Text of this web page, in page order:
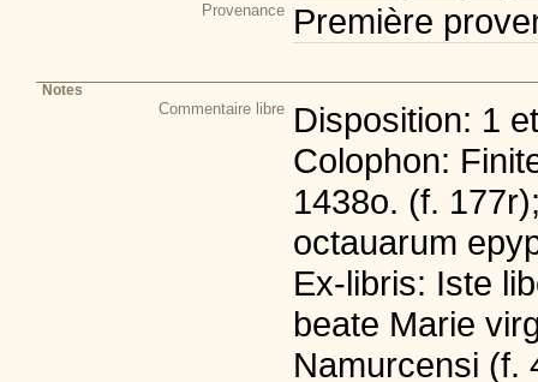
Provenance Première
Notes
Commentaire libre Disposition: 1
Colophon:
1438o. (f.
octauarum
Ex-libris: Iste
beate Marie
Namurcensi (f.